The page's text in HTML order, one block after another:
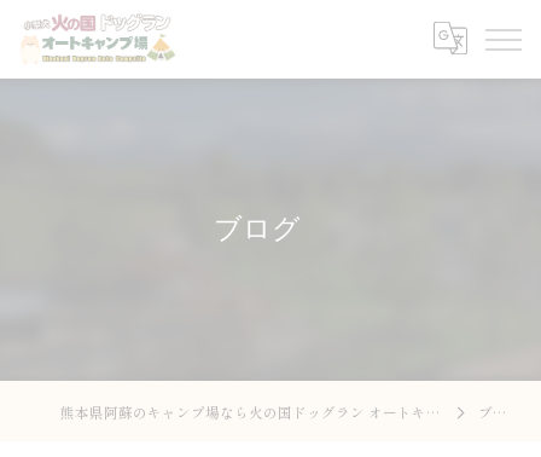
ブログ
熊本県阿蘇のキャンプ場なら火の国ドッグラン オートキャンプ場 ブログ